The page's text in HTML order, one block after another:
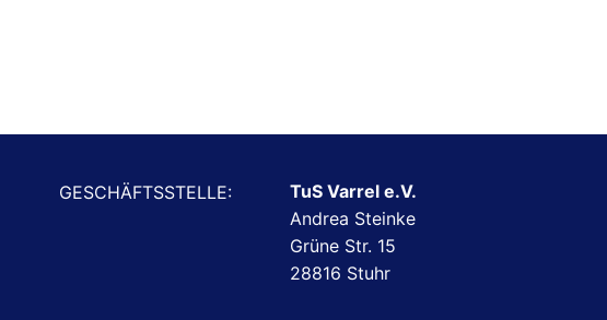
GESCHÄFTSSTELLE:
TuS Varrel e.V.
Andrea Steinke
Grüne Str. 15
28816 Stuhr